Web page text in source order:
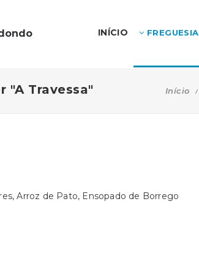
INÍCIO FREGUESIA
"A Travessa" Início
Arroz de Pato, Ensopado de Borrego